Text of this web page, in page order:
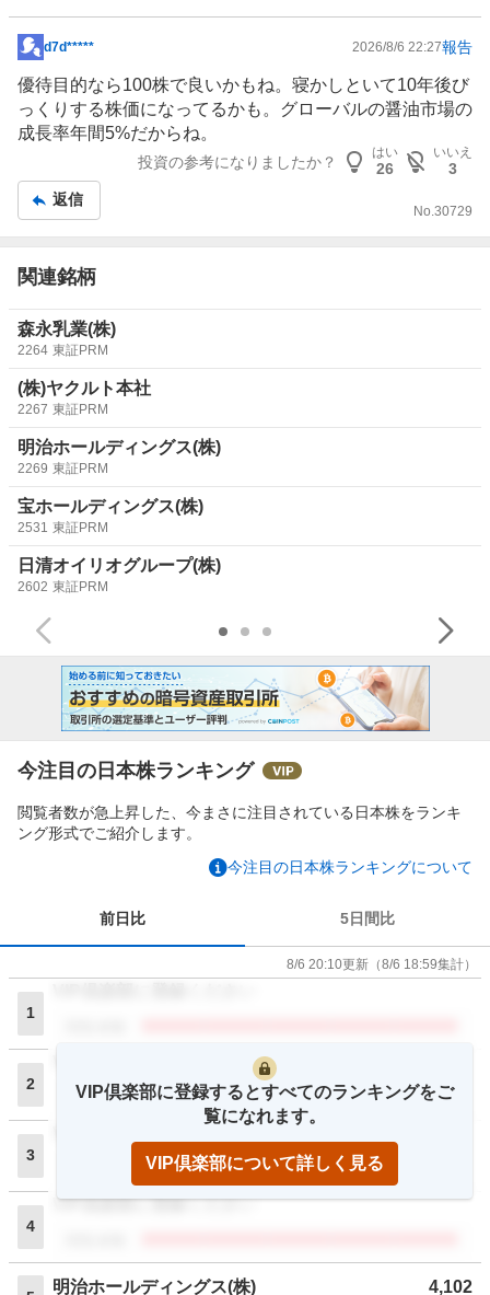
掲
示
板
記
d7d***** 2026/8/6 22:27報告
優待目的なら100株で良いかもね。寝かしといて10年後び
っくりする株価になってるかも。グローバルの醤油市場の
成長率年間5%だからね。
投資の参考になりましたか？
はい
26
いいえ
3
返信
No. 30729
関連銘柄
森永乳業(株)
2264 東証PRM
(株)ヤクルト本社
2267 東証PRM
明治ホールディングス(株)
2269 東証PRM
宝ホールディングス(株)
2531 東証PRM
日清オイリオグループ(株)
2602 東証PRM
今注目の日本株ランキング
閲覧者数が急上昇した、今まさに注目されている日本株をランキ
ング形式でご紹介します。
今注目の日本株ランキングについて
前日比 5日間比
8/6 20:10更新 （8/6 18:59集計）
1
2
VIP倶楽部に登録ください
閲覧者数
3
4
VIP倶楽部に登録ください
明治ホールディングス(株) 4,102
VIP倶楽部に登録するとすべてのランキングをご
覧になれます。
VIP倶楽部について詳しく見る